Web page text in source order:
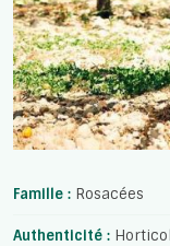
Famille : Rosacées
Authenticité :